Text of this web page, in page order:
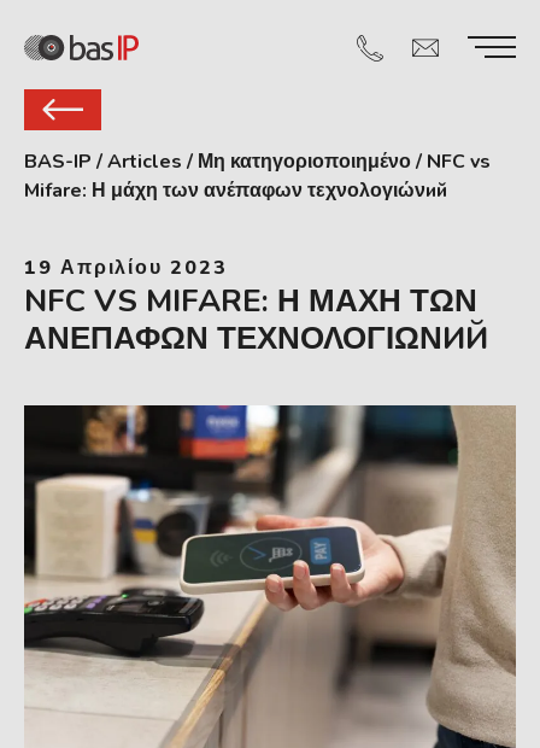
BAS-IP /Articles / Μη κατηγοριοποιημένο/ NFC vs
Mifare: Η μάχη των ανέπαφων τεχνολογιώνий
19 Απριλίου 2023
NFC VS MIFARE: Η ΜΆΧΗ ΤΩΝ
ΑΝΈΠΑΦΩΝ ΤΕΧΝΟΛΟΓΙΏΝИЙ